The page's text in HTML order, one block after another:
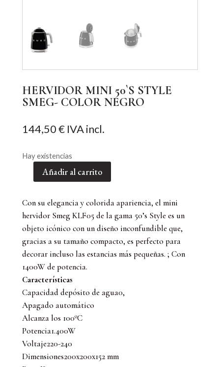
HERVIDOR MINI 50`S STYLE
SMEG- COLOR NEGRO
144,50€ IVA incl.
Hay existencias
HERVIDOR
50`S
STYLE
SMEG-
COLOR
NEGRO
cantidad
Añadir al carrito
Con su elegancia y colorida apariencia, el mini
hervidor Smeg KLF05 de la gama 50’s Style es un
objeto icónico con un diseño inconfundible que,
gracias a su tamaño compacto, es perfecto para
decorar incluso las estancias más pequeñas. ; Con
1400W de potencia.
Características
Capacidad depósito de agua0,
Apagado automático
Alcanza los 100ºC
Potencia1.400W
Voltaje220-240
Dimensiones200x200x152 mm